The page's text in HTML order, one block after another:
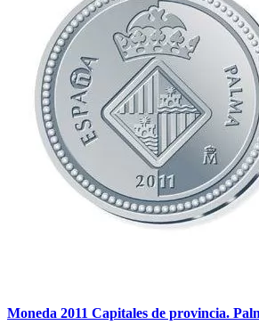
Moneda 2011 Capitales de provincia.